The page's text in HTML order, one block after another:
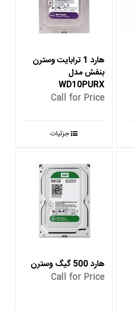
هارد 1 ترابایت وسترن
بنفش مدل
WD10PURX
Call for Price
جزئیات
هارد 500 گیگ وسترن
Call for Price